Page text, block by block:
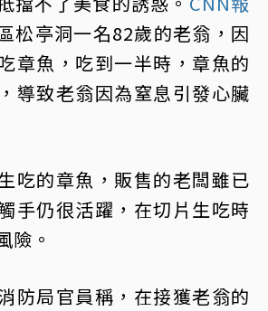
松亭洞一名82歲的老翁，因
章魚，吃到一半時，章魚的
導致老翁因為窒息引發心臟
吃的章魚，販售的老闆雖已
手仍很活躍，在切片生吃時
險。
防局官員稱，在接獲老翁的